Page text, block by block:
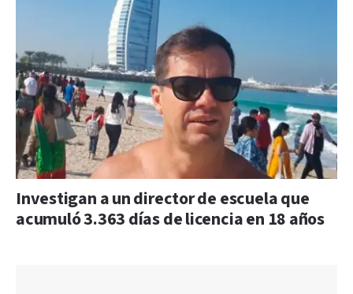
Investigan a un director de escuela que
acumuló 3.363 días de licencia en 18 años